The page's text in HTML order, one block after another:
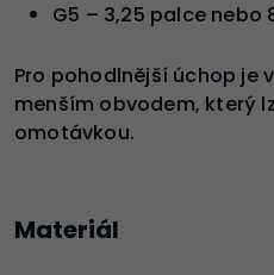
G5 – 3,25 palce nebo
Pro pohodlnější úchop je
menším obvodem, který
omotávkou.
Materiál